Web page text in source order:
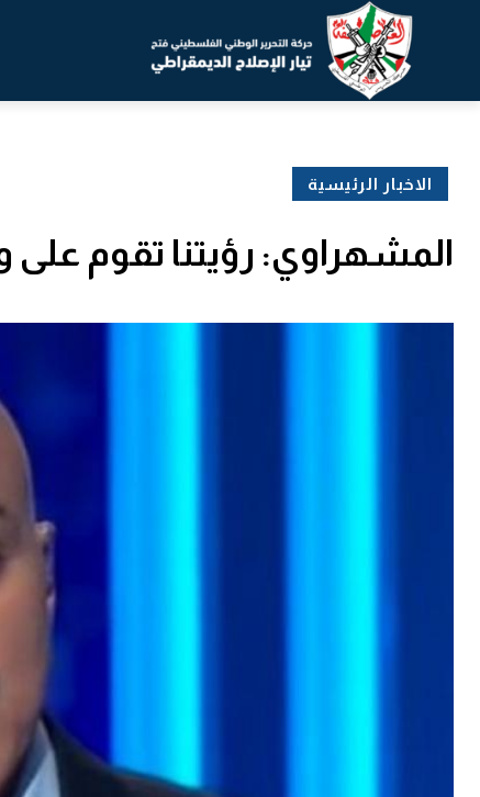
الاخبار الرئيسية
المشهراوي: رؤيتنا تقوم على